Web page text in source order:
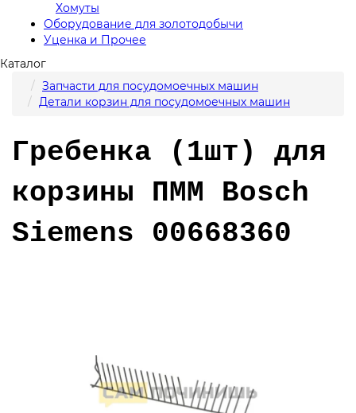
Хомуты
Оборудование для золотодобычи
Уценка и Прочее
Каталог
Запчасти для посудомоечных машин
Детали корзин для посудомоечных машин
Гребенка (1шт) для
корзины ПММ Bosch
Siemens 00668360